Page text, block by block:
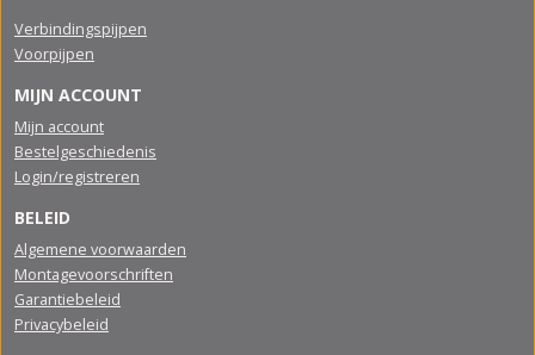
Verbindingspijpen
Voorpijpen
MIJN ACCOUNT
Mijn account
Bestelgeschiedenis
Login/registreren
BELEID
Algemene voorwaarden
Montagevoorschriften
Garantiebeleid
Privacybeleid